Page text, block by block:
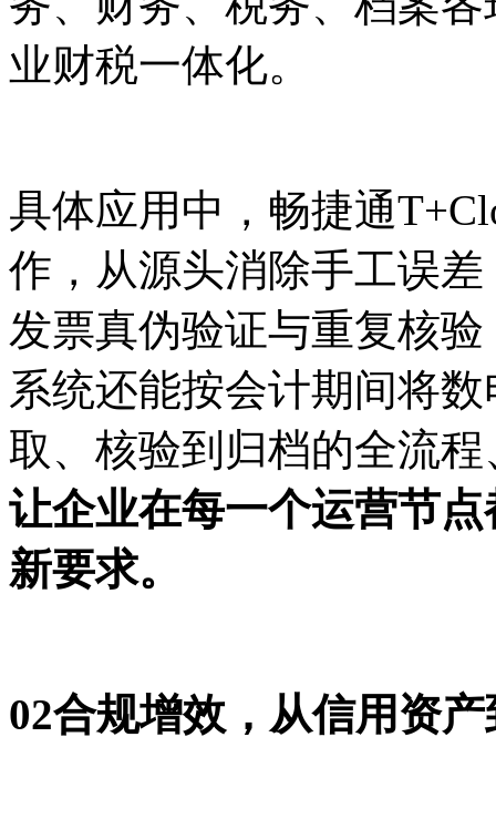
业财税一体化。
具体应用中，畅捷通
作，从源头消除手工误
发票真伪验证与重复核
系统还能按会计期间将数
取、核验到归档的全流
让企业在每一个运营节
新要求。
02合规增效，从信用资